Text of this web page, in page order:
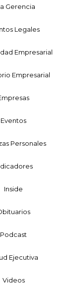
Gerencia
Legales
Empresarial
Empresarial
Eventos
Personales
Inside
Podcast
Ejecutiva
Videos